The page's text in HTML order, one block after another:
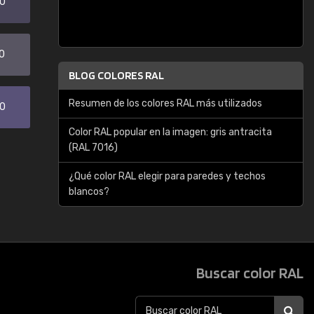
BLOG COLORES RAL
Resumen de los colores RAL más utilizados
Color RAL popular en la imagen: gris antracita
(RAL 7016)
¿Qué color RAL elegir para paredes y techos
blancos?
Buscar color RAL